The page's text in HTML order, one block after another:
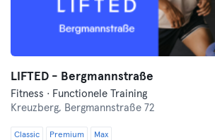
LIFTED - Bergmannstraße
Fitness · Functionele Training
Kreuzberg, Bergmannstraße 72
Classic Premium Max